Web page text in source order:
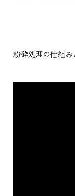
粉砕処理の仕組み